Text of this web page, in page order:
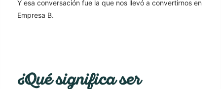
Y esa conversación fue la que nos llevó a convertirnos en
Empresa B.
¿Qué significa ser